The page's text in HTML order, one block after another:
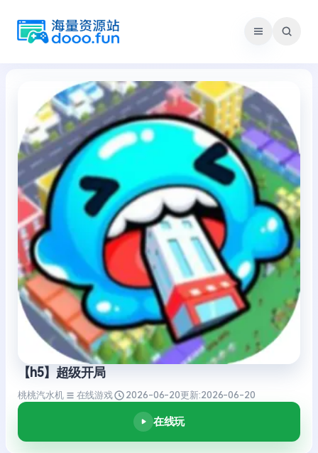
【h5】超级开局
桃桃汽水机 在线游戏 2026-06-20更新:2026-06-20
在线玩